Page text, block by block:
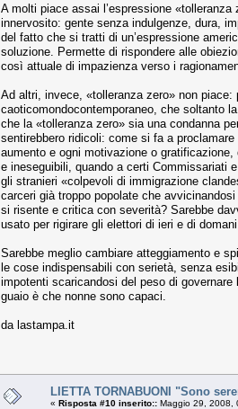
A molti piace assai l’espressione
innervosito: gente senza indulgenze, dura,
del fatto che si tratti di un’espressione
soluzione. Permette di rispondere alle
così attuale di impazienza verso i
Ad altri, invece, «tolleranza zero» non piace:
caoticomondocontemporaneo, che soltanto
che la «tolleranza zero» sia una condanna
sentirebbero ridicoli: come si fa a
aumento e ogni motivazione o
e ineseguibili, quando a certi Commissariati
gli stranieri «colpevoli di immigrazione
carceri già troppo popolate che
si risente e critica con severità? Sarebbe
usato per rigirare gli elettori di ieri e di
Sarebbe meglio cambiare atteggiamento e
le cose indispensabili con serietà, senza
impotenti scaricandosi del peso di
guaio è che nonne sono capaci.
da lastampa.it
LIETTA TORNABUONI "Sono
« Risposta #10 inserito:: Maggio 29, 2008,